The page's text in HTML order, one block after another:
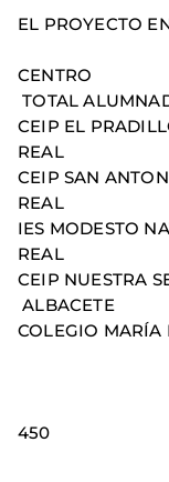
EL PROYECTO
TOTAL
CEIP EL
CEIP SAN
IES MODESTO
CEIP NUESTRA
COLEGIO
450